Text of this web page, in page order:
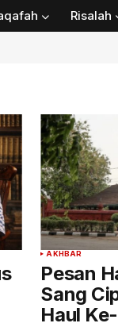
Risalah
AKHBAR
Pesan
Sang
Haul